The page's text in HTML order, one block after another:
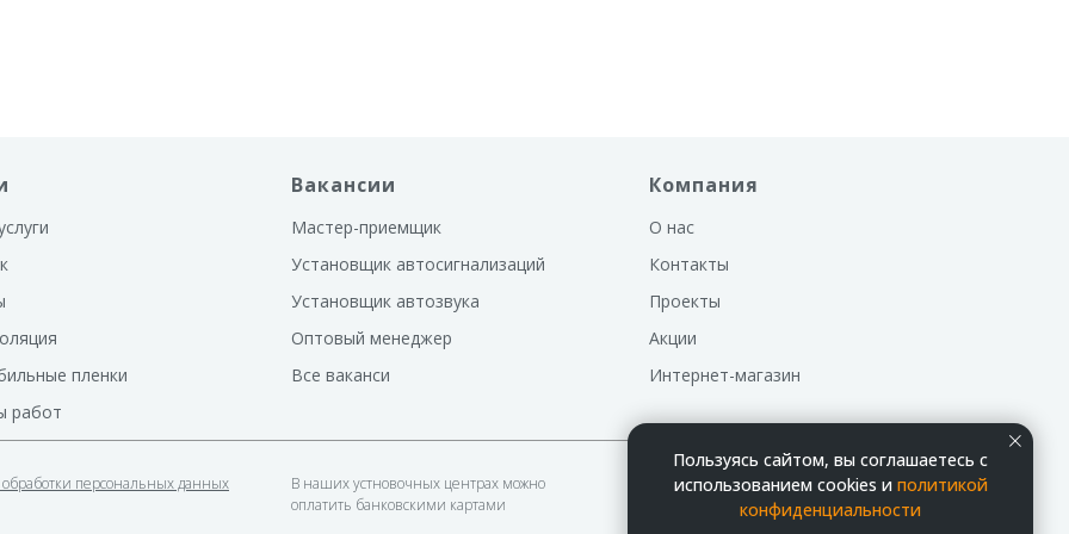
Пользуясь сайтом, вы соглашаетесь с
использованием cookies и политикой
конфиденциальности
пленки
работ
Вакансии
Мастер-приемщик
Установщик автосигнализаций
Установщик автозвука
Оптовый менеджер
Все ваканси
Компания
О нас
Контакты
Проекты
Акции
Интернет-магазин
персональных данных
В наших устновочных центрах можно
оплатить банковскими картами